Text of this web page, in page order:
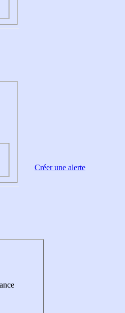
Créer une alerte